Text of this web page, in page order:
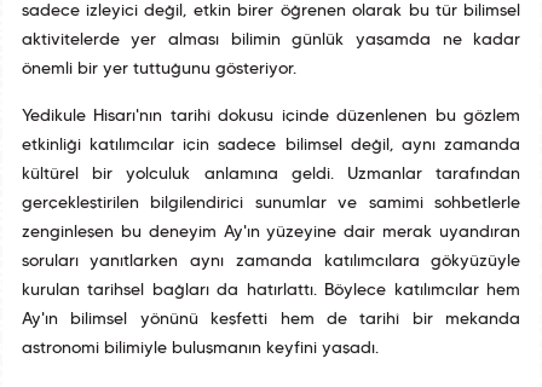
sadece izleyici değil, etkin birer öğrenen olarak bu tür bilimsel
aktivitelerde yer alması bilimin günlük yaşamda ne kadar
önemli bir yer tuttuğunu gösteriyor.
Yedikule Hisarı'nın tarihî dokusu içinde düzenlenen bu gözlem
etkinliği katılımcılar için sadece bilimsel değil, aynı zamanda
kültürel bir yolculuk anlamına geldi. Uzmanlar tarafından
gerçekleştirilen bilgilendirici sunumlar ve samimi sohbetlerle
zenginleşen bu deneyim Ay'ın yüzeyine dair merak uyandıran
soruları yanıtlarken aynı zamanda katılımcılara gökyüzüyle
kurulan tarihsel bağları da hatırlattı. Böylece katılımcılar hem
Ay'ın bilimsel yönünü keşfetti hem de tarihî bir mekanda
astronomi bilimiyle buluşmanın keyfini yaşadı.